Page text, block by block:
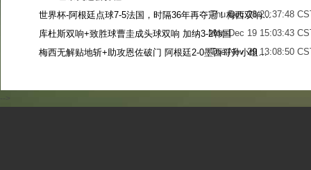
Thu Dec 28 20:37:48
世界杯-阿根廷点球7-5法国，时隔36年再夺冠！梅西双响姆巴佩戴帽
Mon Dec 19 15:03:43
库杜斯双响+致胜球曹圭成头球双响 加纳3-2韩国
Tue Nov 29 13:08:50
梅西无解贴地斩+助攻恩佐破门 阿根廷2-0墨西哥升小组第二